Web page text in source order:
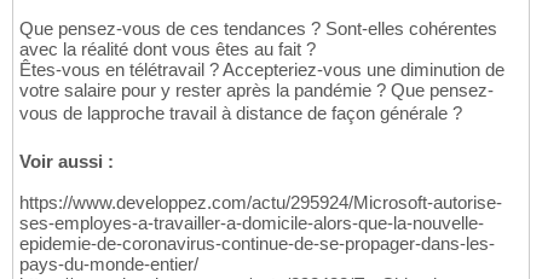
Que pensez-vous de ces tendances ? Sont-elles cohérentes
avec la réalité dont vous êtes au fait ?
Êtes-vous en télétravail ? Accepteriez-vous une diminution de
votre salaire pour y rester après la pandémie ? Que pensez-
vous de lapproche travail à distance de façon générale ?
Voir aussi :
https://www.developpez.com/actu/295924/Microsoft-autorise-
ses-employes-a-travailler-a-domicile-alors-que-la-nouvelle-
epidemie-de-coronavirus-continue-de-se-propager-dans-les-
pays-du-monde-entier/